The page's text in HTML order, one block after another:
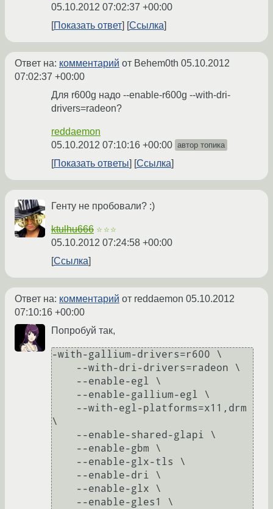
05.10.2012 07:02:37 +00:00
Показать ответ
Ссылка
Ответ на: комментарий от Behem0th 05.10.2012
07:02:37 +00:00
Для r600g надо --enable-r600g --with-dri-
drivers=radeon?
reddaemon
05.10.2012 07:10:16 +00:00 автор топика
Показать ответы Ссылка
Генту не пробовали? :)
ktulhu666 ☆☆☆
05.10.2012 07:24:58 +00:00
Ссылка
Ответ на: комментарий от reddaemon 05.10.2012
07:10:16 +00:00
Попробуй так,
-with-gallium-drivers=r600 \
\